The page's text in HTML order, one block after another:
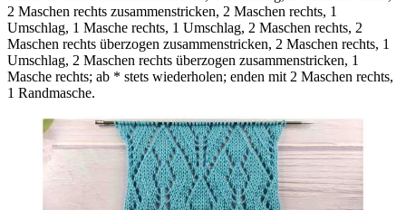
2 Maschen rechts zusammenstricken, 2 Maschen rechts, 1
Umschlag, 1 Masche rechts, 1 Umschlag, 2 Maschen rechts, 2
Maschen rechts überzogen zusammenstricken, 2 Maschen rechts, 1
Umschlag, 2 Maschen rechts überzogen zusammenstricken, 1
Masche rechts; ab * stets wiederholen; enden mit 2 Maschen rechts,
1 Randmasche.